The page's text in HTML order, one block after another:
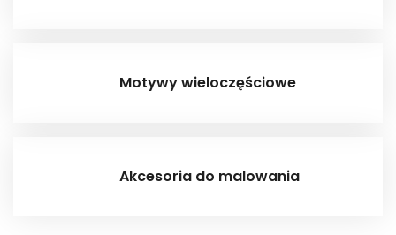
Motywy wieloczęściowe
Akcesoria do malowania